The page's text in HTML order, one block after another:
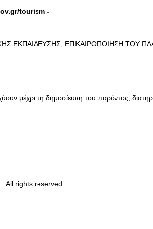
tourism -
ΕΚΠΑΙΔΕΥΣΗΣ, ΕΠΙΚΑΙΡΟΠΟΙΗΣΗ ΤΟΥ
μέχρι τη δημοσίευση του παρόντος,
. All rights reserved.